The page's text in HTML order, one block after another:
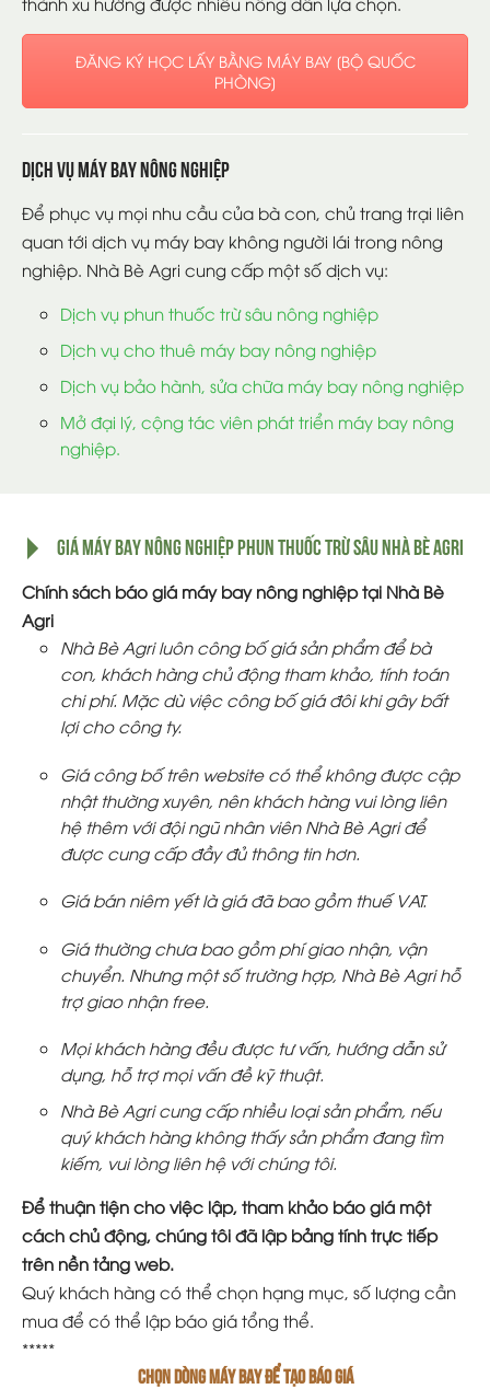
ĐĂNG KÝ HỌC LẤY BẰNG MÁY BAY [BỘ QUỐC
PHÒNG]
Dịch vụ máy bay nông nghiệp
Để phục vụ mọi nhu cầu của bà con, chủ trang trại liên
quan tới dịch vụ máy bay không người lái trong nông
nghiệp. Nhà Bè Agri cung cấp một số dịch vụ:
Dịch vụ phun thuốc trừ sâu nông nghiệp
Dịch vụ cho thuê máy bay nông nghiệp
Dịch vụ bảo hành, sửa chữa máy bay nông nghiệp
Mở đại lý, cộng tác viên phát triển máy bay nông
nghiệp.
Giá máy bay nông nghiệp phun thuốc trừ sâu nhà bè agri
Chính sách báo giá máy bay nông nghiệp tại Nhà Bè
Agri
Nhà Bè Agri luôn công bố giá sản phẩm để bà
con, khách hàng chủ động tham khảo, tính toán
chi phí. Mặc dù việc công bố giá đôi khi gây bất
lợi cho công ty.
Giá công bố trên website có thể không được cập
nhật thường xuyên, nên khách hàng vui lòng liên
hệ thêm với đội ngũ nhân viên Nhà Bè Agri để
được cung cấp đầy đủ thông tin hơn.
Giá bán niêm yết là giá đã bao gồm thuế VAT.
Giá thường chưa bao gồm phí giao nhận, vận
chuyển. Nhưng một số trường hợp, Nhà Bè Agri hỗ
trợ giao nhận free.
Mọi khách hàng đều được tư vấn, hướng dẫn sử
dụng, hỗ trợ mọi vấn đề kỹ thuật.
Nhà Bè Agri cung cấp nhiều loại sản phẩm, nếu
quý khách hàng không thấy sản phẩm đang tìm
kiếm, vui lòng liên hệ với chúng tôi.
Để thuận tiện cho việc lập, tham khảo báo giá một
cách chủ động, chúng tôi đã lập bảng tính trực tiếp
trên nền tảng web.
Quý khách hàng có thể chọn hạng mục, số lượng cần
mua để có thể lập báo giá tổng thể.
*****
Chọn dòng máy bay để tạo báo giá